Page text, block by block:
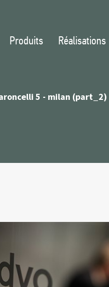
Produits Réalisations
5 - milan (part_2)